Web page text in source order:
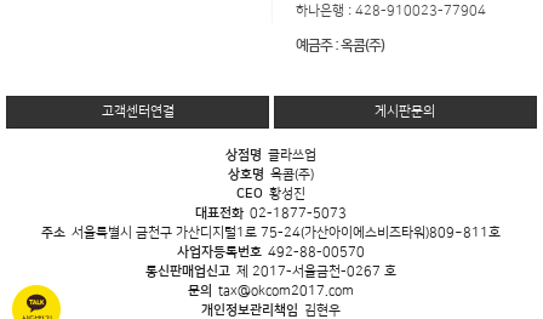
하나은행 : 428-910023-77904
예금주 : 옥콤(주)
고객센터연결 게시판문의
상점명 클라쓰업
상호명 옥콤(주)
CEO 황성진
대표전화 02-1877-5073
주소 서울특별시 금천구 가산디지털1로 75-24(가산아이에스비즈타워)809~811호
사업자등록번호 492-88-00570
통신판매업신고 제 2017-서울금천-0267 호
문의 tax@okcom2017.com
개인정보관리책임 김현우